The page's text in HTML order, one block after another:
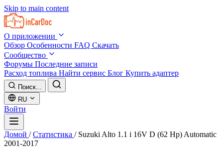
Skip to main content
О приложении
Обзор Особенности FAQ Скачать
Сообщество
Форумы Последние записи
Расход топлива Найти сервис Блог Купить адаптер
Поиск...
RU
Войти
Домой / Статистика / Suzuki Alto 1.1 i 16V D (62 Hp) Automatic
2001-2017